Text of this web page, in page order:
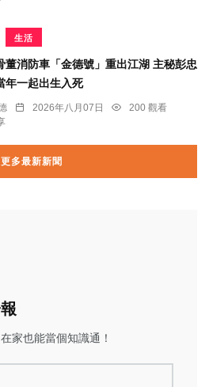
生活
董消防車「金德號」重出江湖 主秘彭忠
年一起出生入死
2026年八月07日
200 觀看
更多最新新聞
家也能當個知識通！